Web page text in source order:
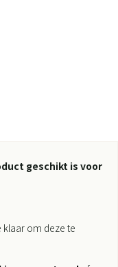
geschikt is voor
klaar om deze te